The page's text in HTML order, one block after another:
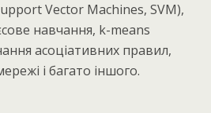
Vector Machines, SVM),
навчання, k-means
асоціативних правил,
і багато іншого.